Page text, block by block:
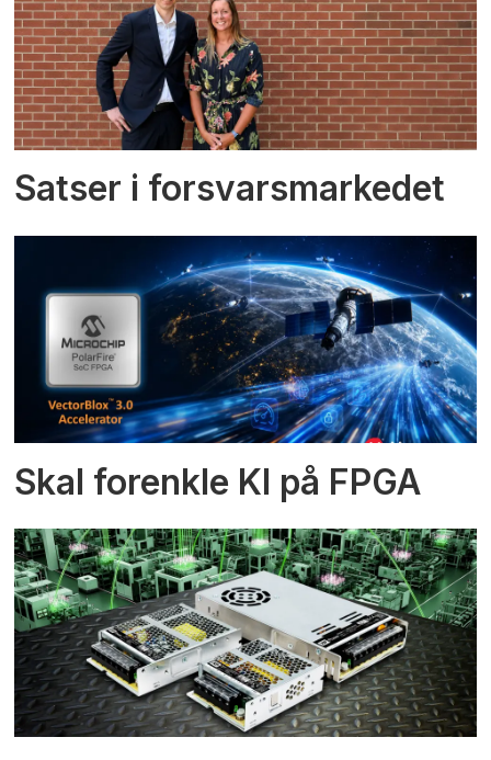
Satser i forsvarsmarkedet
Skal forenkle KI på FPGA